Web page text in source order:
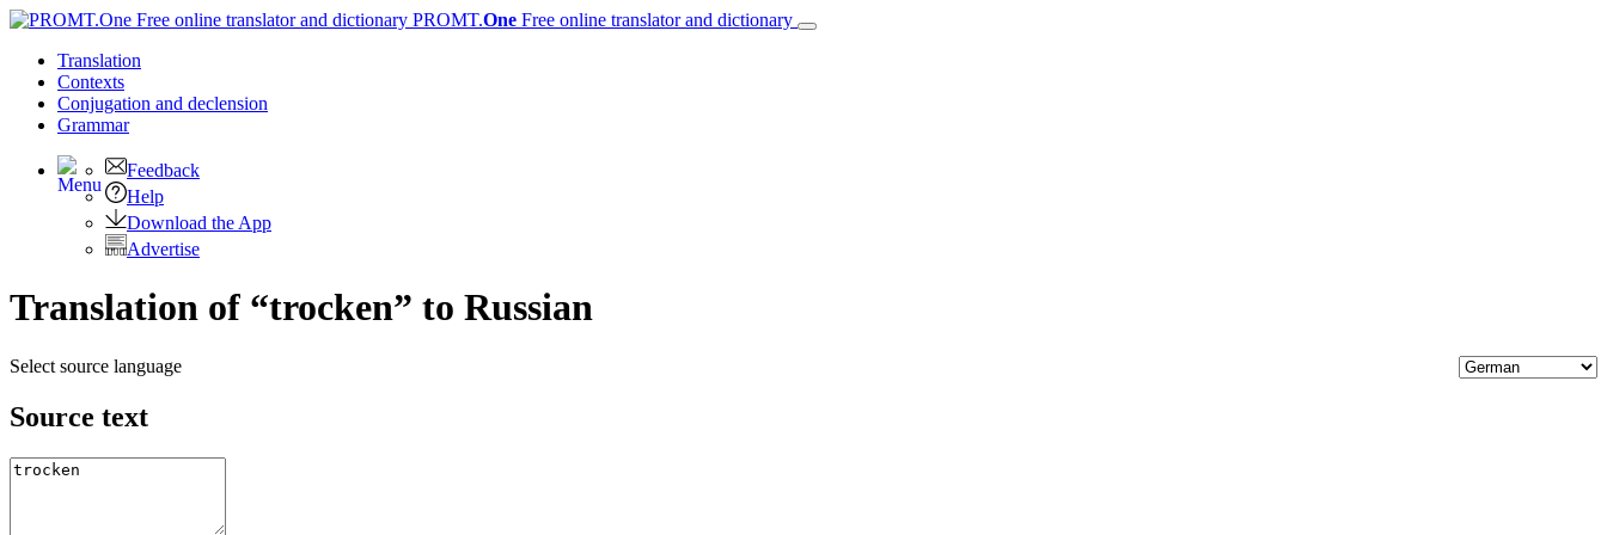
PROMT.One Free online translator and dictionary
Translation
Contexts
Conjugation and declension
Grammar
Feedback
Help
Download the App
Advertise
Translation of “trocken” to Russian
Select source language
Source text